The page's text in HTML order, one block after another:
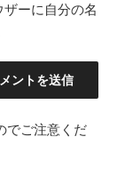
ーに自分の名
でご注意くだ